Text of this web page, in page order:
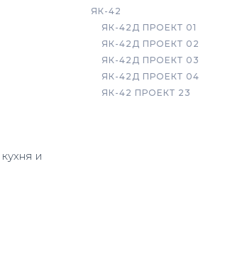
и
ЯК-42
ЯК-42Д ПРОЕКТ 01
ЯК-42Д ПРОЕКТ 02
ЯК-42Д ПРОЕКТ 03
ЯК-42Д ПРОЕКТ 04
ЯК-42 ПРОЕКТ 23